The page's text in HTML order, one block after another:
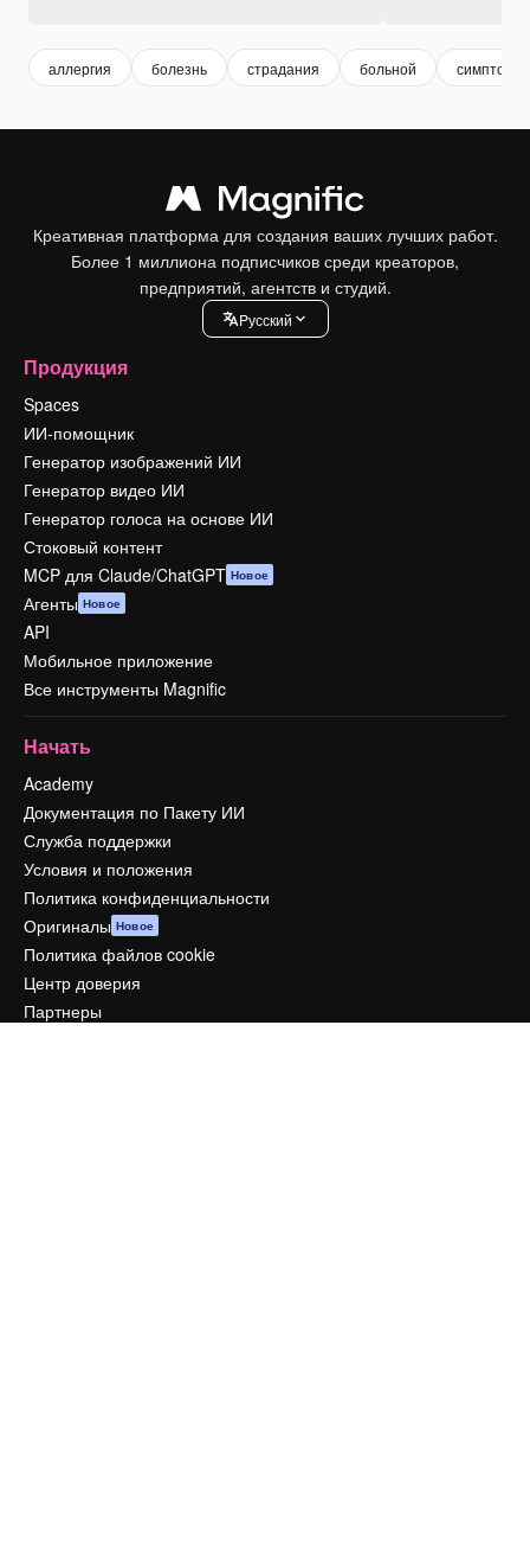
аллергия болезнь страдания больной симптомы
Креативная платформа для создания ваших лучших работ.
Более 1 миллиона подписчиков среди креаторов,
предприятий, агентств и студий.
Pусский
Продукция
Spaces
ИИ-помощник
Генератор изображений ИИ
Генератор видео ИИ
Генератор голоса на основе ИИ
Стоковый контент
MCP для Claude/ChatGPT Новое
Агенты Новое
API
Мобильное приложение
Все инструменты Magnific
Начать
Academy
Документация по Пакету ИИ
Служба поддержки
Условия и положения
Политика конфиденциальности
Оригиналы Новое
Политика файлов cookie
Центр доверия
Партнеры